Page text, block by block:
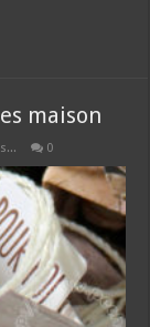
maison
0